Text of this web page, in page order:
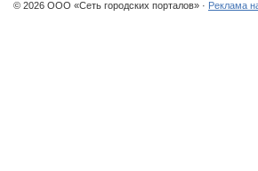
© 2026 ООО «Сеть городских порталов» · Реклама